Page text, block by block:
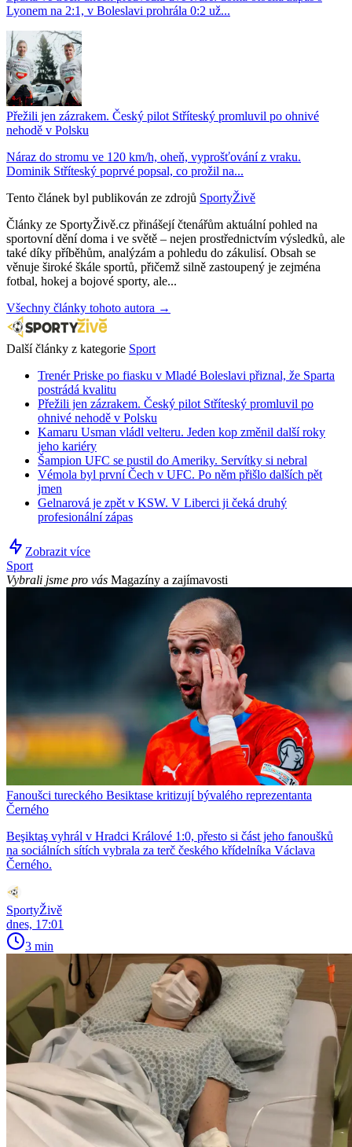
Lyonem na 2:1, v Boleslavi prohrála 0:2 už...
Přežili jen zázrakem. Český pilot Stříteský promluvil po ohnivé
nehodě v Polsku
Náraz do stromu ve 120 km/h, oheň, vyprošťování z vraku.
Dominik Stříteský poprvé popsal, co prožil na...
Tento článek byl publikován ze zdrojů SportyŽivě
Články ze SportyŽivě.cz přinášejí čtenářům aktuální pohled na
sportovní dění doma i ve světě – nejen prostřednictvím výsledků, ale
také díky příběhům, analýzám a pohledu do zákulisí. Obsah se
věnuje široké škále sportů, přičemž silně zastoupený je zejména
fotbal, hokej a bojové sporty, ale...
Všechny články tohoto autora →
Další články z kategorie Sport
Trenér Priske po fiasku v Mladé Boleslavi přiznal, že Sparta
postrádá kvalitu
Přežili jen zázrakem. Český pilot Stříteský promluvil po
ohnivé nehodě v Polsku
Kamaru Usman vládl velteru. Jeden kop změnil další roky
jeho kariéry
Šampion UFC se pustil do Ameriky. Servítky si nebral
Vémola byl první Čech v UFC. Po něm přišlo dalších pět
jmen
Gelnarová je zpět v KSW. V Liberci ji čeká druhý
profesionální zápas
Zobrazit více
Sport
Vybrali jsme pro vás Magazíny a zajímavosti
Fanoušci tureckého Besiktase kritizují bývalého reprezentanta
Černého
Beşiktaş vyhrál v Hradci Králové 1:0, přesto si část jeho fanoušků
na sociálních sítích vybrala za terč českého křídelníka Václava
Černého.
SportyŽivě
dnes, 17:01
3 min